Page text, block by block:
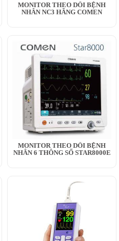
MONITOR THEO DÕI BỆNH
NHÂN NC3 HÃNG COMEN
MONITOR THEO DÕI BỆNH
NHÂN 6 THÔNG SỐ STAR8000E